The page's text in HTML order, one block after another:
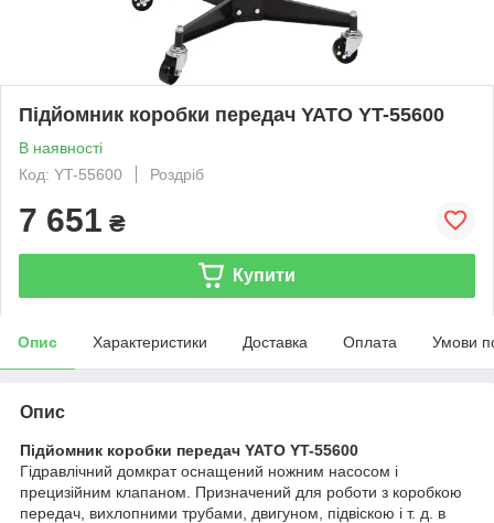
Підйомник коробки передач YATO YT-55600
В наявності
Код: YT-55600
Роздріб
7 651 ₴
Купити
Опис Характеристики Доставка Оплата Умови
Опис
Підйомник коробки передач YATO YT-55600
Гідравлічний домкрат оснащений ножним насосом і
прецизійним клапаном. Призначений для роботи з коробкою
передач, вихлопними трубами, двигуном, підвіскою і т. д. в